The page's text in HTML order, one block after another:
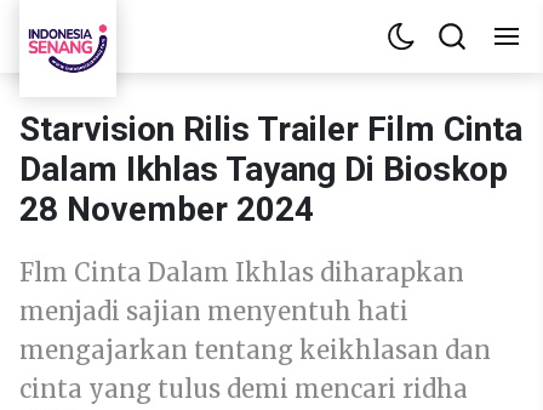
Starvision Rilis Trailer Film Cinta
Dalam Ikhlas Tayang Di Bioskop
28 November 2024
Flm Cinta Dalam Ikhlas diharapkan
menjadi sajian menyentuh hati
mengajarkan tentang keikhlasan dan
cinta yang tulus demi mencari ridha